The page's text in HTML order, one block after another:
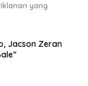
yang
Jacson Zeran